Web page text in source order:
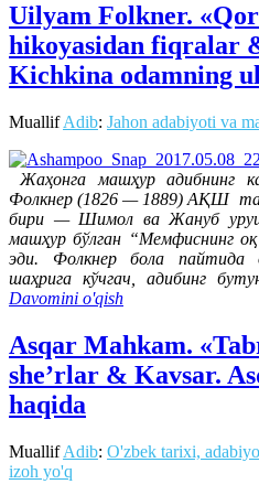
Uilyam Folkner.
hikoyasidan fiqralar
Kichkina odamning
MuallifAdib: Jahon adabiyoti va
Жаҳонга машҳур адибнинг
Фолкнер (1826 — 1889) АҚШ
бири — Шимол ва Жануб
машҳур бўлган “Мемфиснинг
эди. Фолкнер бола пайтида
шаҳрига кўчгач, адибинг
Davomini o'qish
Asqar Mahkam.
she’rlar & Kavsar.
haqida
MuallifAdib: O'zbek tarixi,
izoh yo'q